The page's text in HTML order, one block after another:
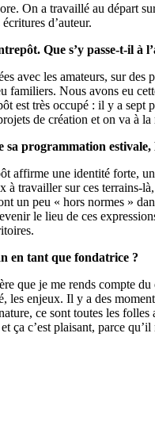
On a travaillé au départ
d’auteur.
Que s’y passe-t-il à
avec les amateurs, sur
familiers. Nous avons eu
très occupé : il y a sept
de création et on va à
programmation
affirme une identité forte,
travailler sur ces terrains-
un peu « hors normes »
le lieu de ces
en tant que fondatrice ?
que je me rends compte
les enjeux. Il y a des
ce sont toutes les
ça c’est plaisant, parce